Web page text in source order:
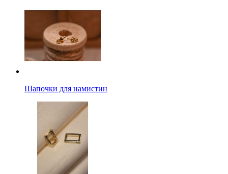
Шапочки для намистин